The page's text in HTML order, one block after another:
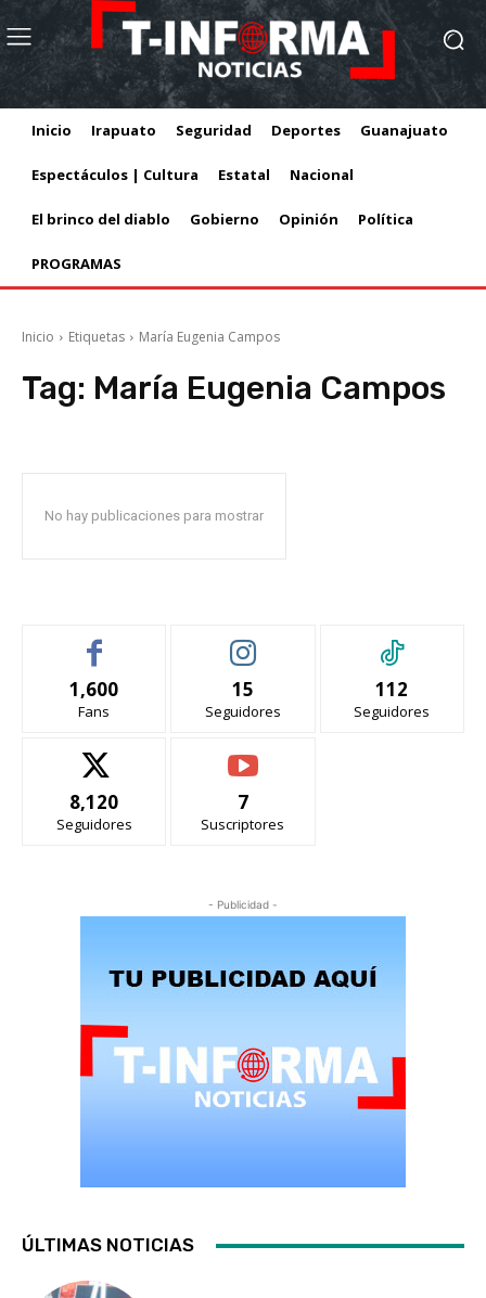
Inicio Irapuato Seguridad Deportes Guanajuato
Espectáculos | Cultura Estatal Nacional
El brinco del diablo Gobierno Opinión Política
PROGRAMAS
Inicio Etiquetas María Eugenia Campos
Tag: María Eugenia Campos
No hay publicaciones para mostrar
1,600
Fans
15
Seguidores
112
Seguidores
8,120
Seguidores
7
Suscriptores
- Publicidad -
ÚLTIMAS NOTICIAS